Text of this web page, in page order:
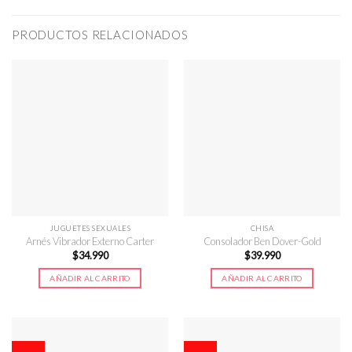
PRODUCTOS RELACIONADOS
JUGUETES SEXUALES
Arnés Vibrador Externo Carter
$34.990
AÑADIR AL CARRITO
CHISA
Consolador Ben Dover-Gold
$39.990
AÑADIR AL CARRITO